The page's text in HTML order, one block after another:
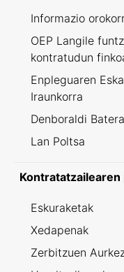
Informazio
OEP Langile
kontratudun
Enpleguaren
Iraunkorra
Denboraldi
Lan Poltsa
Kontratatzailearen
Eskuraketak
Xedapenak
Zerbitzuen